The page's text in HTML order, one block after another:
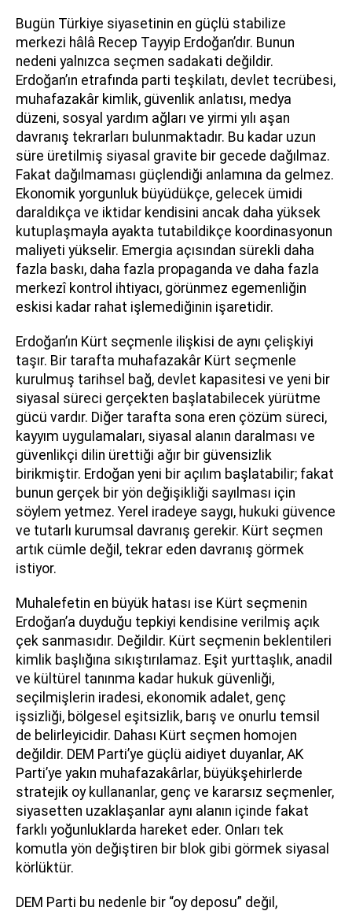
Bugün Türkiye siyasetinin en güçlü stabilize
merkezi hâlâ Recep Tayyip Erdoğan’dır. Bunun
nedeni yalnızca seçmen sadakati değildir.
Erdoğan’ın etrafında parti teşkilatı, devlet tecrübesi,
muhafazakâr kimlik, güvenlik anlatısı, medya
düzeni, sosyal yardım ağları ve yirmi yılı aşan
davranış tekrarları bulunmaktadır. Bu kadar uzun
süre üretilmiş siyasal gravite bir gecede dağılmaz.
Fakat dağılmaması güçlendiği anlamına da gelmez.
Ekonomik yorgunluk büyüdükçe, gelecek ümidi
daraldıkça ve iktidar kendisini ancak daha yüksek
kutuplaşmayla ayakta tutabildikçe koordinasyonun
maliyeti yükselir. Emergia açısından sürekli daha
fazla baskı, daha fazla propaganda ve daha fazla
merkezî kontrol ihtiyacı, görünmez egemenliğin
eskisi kadar rahat işlemediğinin işaretidir.
Erdoğan’ın Kürt seçmenle ilişkisi de aynı çelişkiyi
taşır. Bir tarafta muhafazakâr Kürt seçmenle
kurulmuş tarihsel bağ, devlet kapasitesi ve yeni bir
siyasal süreci gerçekten başlatabilecek yürütme
gücü vardır. Diğer tarafta sona eren çözüm süreci,
kayyım uygulamaları, siyasal alanın daralması ve
güvenlikçi dilin ürettiği ağır bir güvensizlik
birikmiştir. Erdoğan yeni bir açılım başlatabilir; fakat
bunun gerçek bir yön değişikliği sayılması için
söylem yetmez. Yerel iradeye saygı, hukuki güvence
ve tutarlı kurumsal davranış gerekir. Kürt seçmen
artık cümle değil, tekrar eden davranış görmek
istiyor.
Muhalefetin en büyük hatası ise Kürt seçmenin
Erdoğan’a duyduğu tepkiyi kendisine verilmiş açık
çek sanmasıdır. Değildir. Kürt seçmenin beklentileri
kimlik başlığına sıkıştırılamaz. Eşit yurttaşlık, anadil
ve kültürel tanınma kadar hukuk güvenliği,
seçilmişlerin iradesi, ekonomik adalet, genç
işsizliği, bölgesel eşitsizlik, barış ve onurlu temsil
de belirleyicidir. Dahası Kürt seçmen homojen
değildir. DEM Parti’ye güçlü aidiyet duyanlar, AK
Parti’ye yakın muhafazakârlar, büyükşehirlerde
stratejik oy kullananlar, genç ve kararsız seçmenler,
siyasetten uzaklaşanlar aynı alanın içinde fakat
farklı yoğunluklarda hareket eder. Onları tek
komutla yön değiştiren bir blok gibi görmek siyasal
körlüktür.
DEM Parti bu nedenle bir “oy deposu” değil,